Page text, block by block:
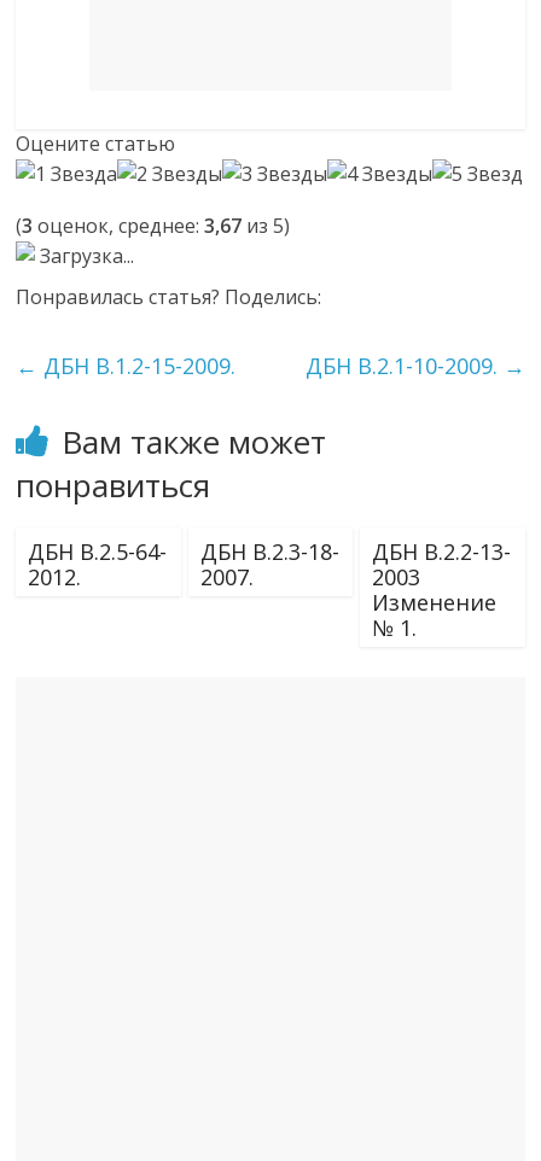
Оцените статью
(3 оценок, среднее:3,67 из 5)
Загрузка...
Понравилась статья? Поделись:
← ДБН В.1.2-15-2009. ДБН В.2.1-10-2009. →
Вам также может
понравиться
ДБН В.2.5-64-
2012.
ДБН В.2.3-18-
2007.
ДБН В.2.2-13-
2003
Изменение
№ 1.